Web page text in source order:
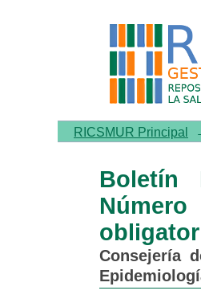
Boletín
RICSMUR Principal
Boletín
Consejería